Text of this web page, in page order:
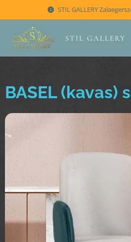
STIL GALLERY
STIL GALLERY
BASEL (kavas)